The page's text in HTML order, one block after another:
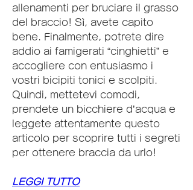
allenamenti per bruciare il grasso
del braccio! Sì, avete capito
bene. Finalmente, potrete dire
addio ai famigerati “cinghietti” e
accogliere con entusiasmo i
vostri bicipiti tonici e scolpiti.
Quindi, mettetevi comodi,
prendete un bicchiere d’acqua e
leggete attentamente questo
articolo per scoprire tutti i segreti
per ottenere braccia da urlo!
LEGGI TUTTO